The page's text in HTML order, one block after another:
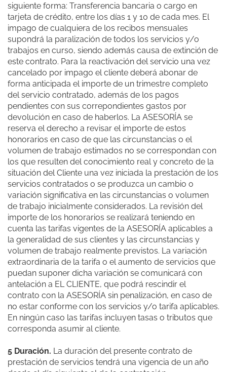
siguiente forma: Transferencia bancaria o cargo en
tarjeta de crédito, entre los días 1 y 10 de cada mes. El
impago de cualquiera de los recibos mensuales
supondrá la paralización de todos los servicios y/o
trabajos en curso, siendo además causa de extinción de
este contrato. Para la reactivación del servicio una vez
cancelado por impago el cliente deberá abonar de
forma anticipada el importe de un trimestre completo
del servicio contratado, además de los pagos
pendientes con sus correpondientes gastos por
devolución en caso de haberlos. La ASESORÍA se
reserva el derecho a revisar el importe de estos
honorarios en caso de que las circunstancias o el
volumen de trabajo estimados no se correspondan con
los que resulten del conocimiento real y concreto de la
situación del Cliente una vez iniciada la prestación de los
servicios contratados o se produzca un cambio o
variación significativa en las circunstancias o volumen
de trabajo inicialmente considerados. La revisión del
importe de los honorarios se realizará teniendo en
cuenta las tarifas vigentes de la ASESORÍA aplicables a
la generalidad de sus clientes y las circunstancias y
volumen de trabajo realmente previstos. La variación
extraordinaria de la tarifa o el aumento de servicios que
puedan suponer dicha variación se comunicará con
antelación a EL CLIENTE, que podrá rescindir el
contrato con la ASESORÍA sin penalización, en caso de
no estar conforme con los servicios y/o tarifa aplicables.
En ningún caso las tarifas incluyen tasas o tributos que
corresponda asumir al cliente.
5 Duración. La duración del presente contrato de
prestación de servicios tendrá una vigencia de un año